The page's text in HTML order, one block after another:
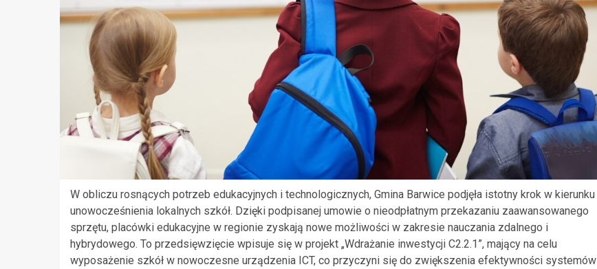
W obliczu rosnących potrzeb edukacyjnych i technologicznych, Gmina Barwice podjęła istotny krok w kierunku
unowocześnienia lokalnych szkół. Dzięki podpisanej umowie o nieodpłatnym przekazaniu zaawansowanego
sprzętu, placówki edukacyjne w regionie zyskają nowe możliwości w zakresie nauczania zdalnego i
hybrydowego. To przedsięwzięcie wpisuje się w projekt „Wdrażanie inwestycji C2.2.1”, mający na celu
wyposażenie szkół w nowoczesne urządzenia ICT, co przyczyni się do zwiększenia efektywności systemów